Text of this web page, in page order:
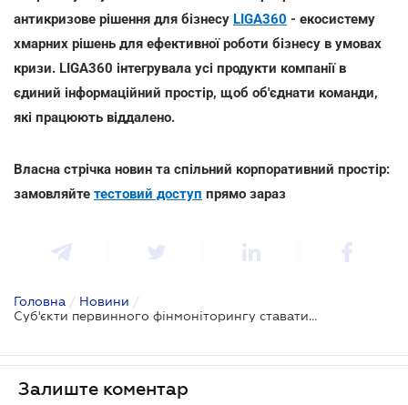
антикризове рішення для бізнесу LIGA360 - екосистему
хмарних рішень для ефективної роботи бізнесу в умовах
кризи. LIGA360 інтегрувала усі продукти компанії в
єдиний інформаційний простір, щоб об'єднати команди,
які працюють віддалено.
Власна стрічка новин та спільний корпоративний простір:
замовляйте тестовий доступ прямо зараз
Головна / Новини /
Суб'єкти первинного фінмоніторингу ставатимуть на облік за новими правилами
Залиште коментар